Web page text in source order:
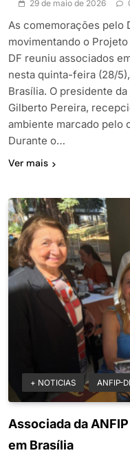
29 de maio de 2026
As comemorações pelo
movimentando o
DF reuniu associados
nesta quinta-feira (28/
Brasília. O presidente
Gilberto Pereira,
ambiente marcado pelo
Durante o…
Ver mais
+ NOTICIAS ANFIP-
Associada da
em Brasília